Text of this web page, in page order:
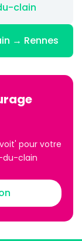
clain
→ Rennes
pour votre
du-clain